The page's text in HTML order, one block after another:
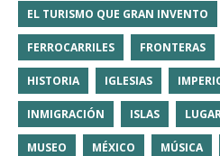
EL TURISMO QUE GRAN INVENTO
FERROCARRILES FRONTERAS
HISTORIA IGLESIAS
INMIGRACIÓN ISLAS
MUSEO MÉXICO MÚSICA